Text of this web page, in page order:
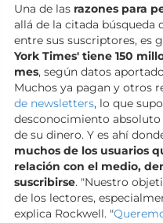
Una de las razones para
allá de la citada búsqueda
entre sus suscriptores, es
York Times' tiene 150
mes, según datos
Muchos ya pagan y otros
de newsletters, lo que
desconocimiento absoluto
de su dinero. Y es ahí
muchos de los usuarios
relación con el medio,
suscribirse. "Nuestro
de los lectores,
explica Rockwell. "